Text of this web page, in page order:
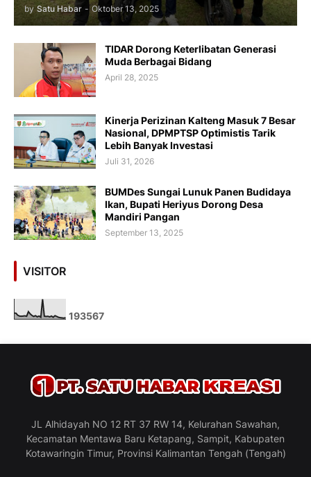
by Satu Habar - Oktober 13, 2025
TIDAR Dorong Keterlibatan Generasi
Muda Berbagai Bidang
April 28, 2025
Kinerja Perizinan Kalteng Masuk 7 Besar
Nasional, DPMPTSP Optimistis Tarik
Lebih Banyak Investasi
Juli 31, 2026
BUMDes Sungai Lunuk Panen Budidaya
Ikan, Bupati Heriyus Dorong Desa
Mandiri Pangan
September 13, 2025
VISITOR
193567
JL Alhidayah NO 12 RT 37 RW 14, Kelurahan Sawahan,
Kecamatan Mentawa Baru Ketapang, Sampit, Kabupaten
Kotawaringin Timur, Provinsi Kalimantan Tengah (Tengah)